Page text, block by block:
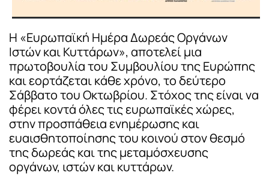
Η «Ευρωπαϊκή Ημέρα Δωρεάς Οργάνων
Ιστών και Κυττάρων», αποτελεί μια
πρωτοβουλία του Συμβουλίου της Ευρώπης
και εορτάζεται κάθε χρόνο, το δεύτερο
Σάββατο του Οκτωβρίου. Στόχος της είναι να
φέρει κοντά όλες τις ευρωπαϊκές χώρες,
στην προσπάθεια ενημέρωσης και
ευαισθητοποίησης του κοινού στον θεσμό
της δωρεάς και της μεταμόσχευσης
οργάνων, ιστών και κυττάρων.